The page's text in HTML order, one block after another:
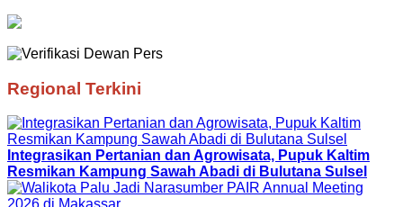
Regional Terkini
Integrasikan Pertanian dan Agrowisata, Pupuk Kaltim
Resmikan Kampung Sawah Abadi di Bulutana Sulsel